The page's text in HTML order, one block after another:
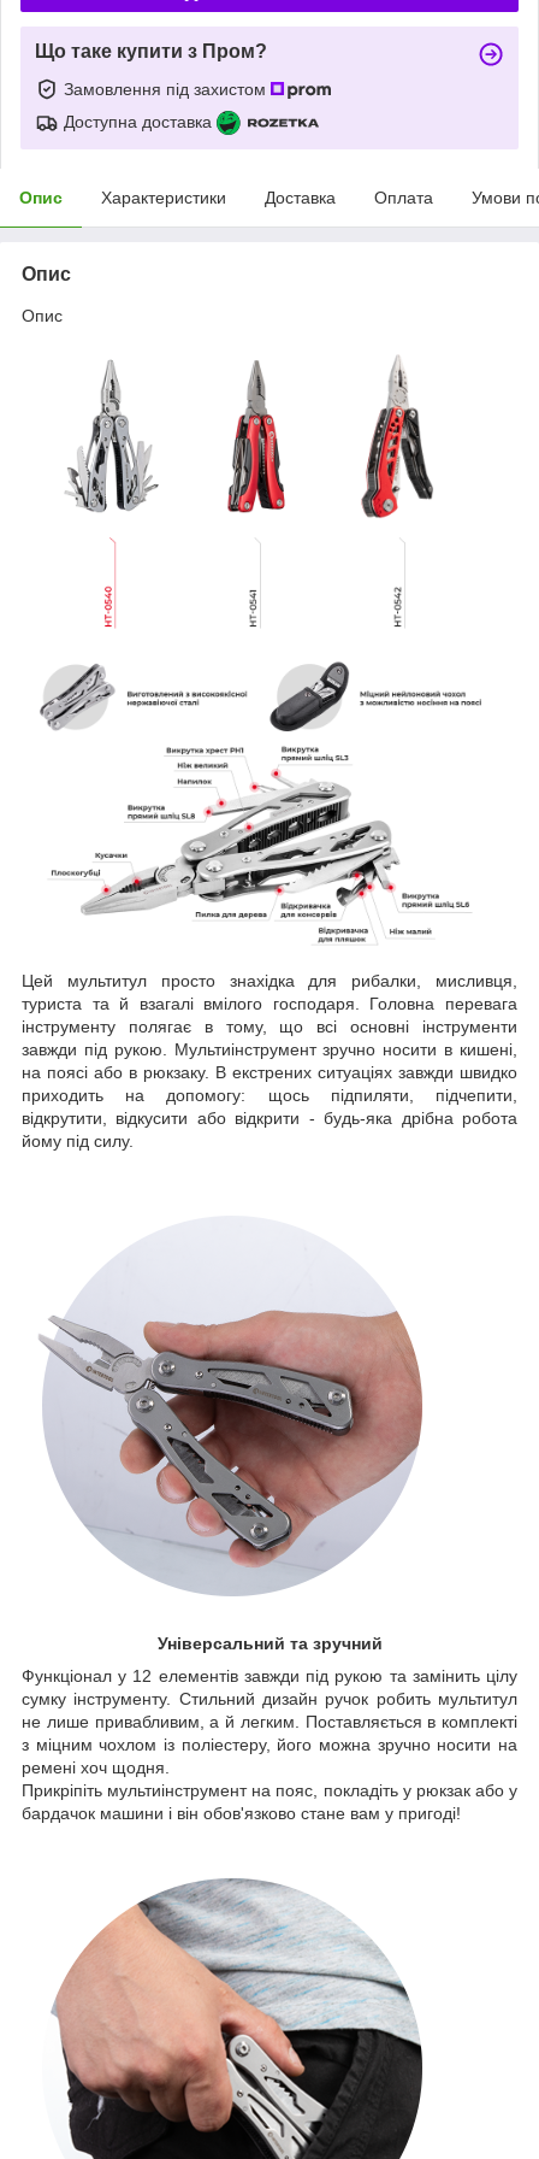
Що таке купити з Пром?
Замовлення під захистом
Доступна доставка
Опис Характеристики Доставка Оплата Умови
Опис
Опис
Цей мультитул просто знахідка для рибалки, мисливця,
туриста та й взагалі вмілого господаря. Головна перевага
інструменту полягає в тому, що всі основні інструменти
завжди під рукою. Мультиінструмент зручно носити в кишені,
на поясі або в рюкзаку. В екстрених ситуаціях завжди швидко
приходить на допомогу: щось підпиляти, підчепити,
відкрутити, відкусити або відкрити - будь-яка дрібна робота
йому під силу.
Універсальний та зручний
Функціонал у 12 елементів завжди під рукою та замінить цілу
сумку інструменту. Стильний дизайн ручок робить мультитул
не лише привабливим, а й легким. Поставляється в комплекті
з міцним чохлом із поліестеру, його можна зручно носити на
ремені хоч щодня.
Прикріпіть мультиінструмент на пояс, покладіть у рюкзак або у
бардачок машини і він обов'язково стане вам у пригоді!